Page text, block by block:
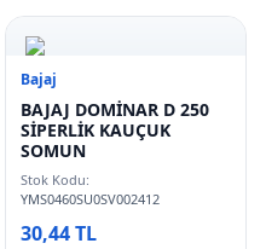
Bajaj
BAJAJ DOMİNAR D 250
SİPERLİK KAUÇUK
SOMUN
Stok Kodu:
YMS0460SU0SV002412
30,44 TL